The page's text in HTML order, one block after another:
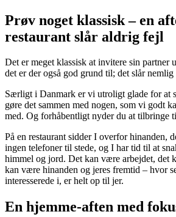
Prøv noget klassisk – en
restaurant slår aldrig fejl
Det er meget klassisk at invitere sin partner
det er der også god grund til; det slår
Særligt i Danmark er vi utroligt glade for at
gøre det sammen med nogen, som vi godt
med. Og forhåbentligt nyder du at tilbringe
På en restaurant sidder I overfor hinanden,
ingen telefoner til stede, og I har tid til at
himmel og jord. Det kan være arbejdet, det
kan være hinanden og jeres fremtid – hvor
interesserede i, er helt op til jer.
En hjemme-aften med